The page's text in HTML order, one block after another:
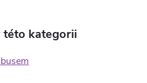
této kategorii